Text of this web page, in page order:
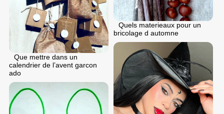
Quels materieaux pour un
bricolage d automne
Que mettre dans un
calendrier de l’avent garcon
ado